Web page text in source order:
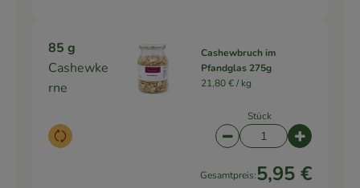
85 g
Cashewke
rne
Auswahl ändern
Cashewbruch im
Pfandglas 275g
21,80 € /kg
Stück
Artikelanzahl
Gesamtpreis:5,95 €